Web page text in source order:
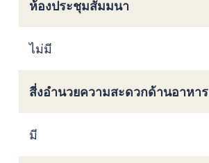
ห้องประชุมสัมมนา
ไม่มี
สี่งอำนวยความสะดวกด้านอาหา
มี